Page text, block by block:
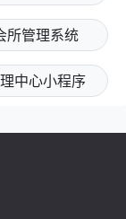
所管理系统
中心小程序